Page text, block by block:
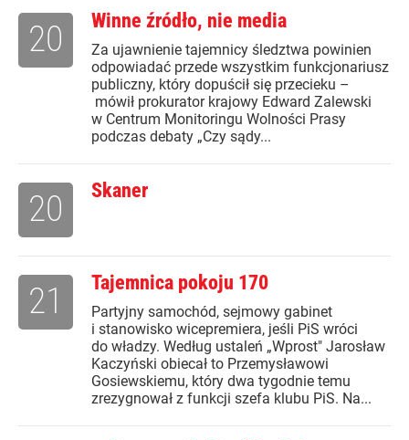
Winne źródło, nie media
Za ujawnienie tajemnicy śledztwa powinien
odpowiadać przede wszystkim funkcjonariusz
publiczny, który dopuścił się przecieku –
mówił prokurator krajowy Edward Zalewski
w Centrum Monitoringu Wolności Prasy
podczas debaty „Czy sądy...
20
Skaner
20
Tajemnica pokoju 170
Partyjny samochód, sejmowy gabinet
i stanowisko wicepremiera, jeśli PiS wróci
do władzy. Według ustaleń „Wprost" Jarosław
Kaczyński obiecał to Przemysławowi
Gosiewskiemu, który dwa tygodnie temu
zrezygnował z funkcji szefa klubu PiS. Na...
21